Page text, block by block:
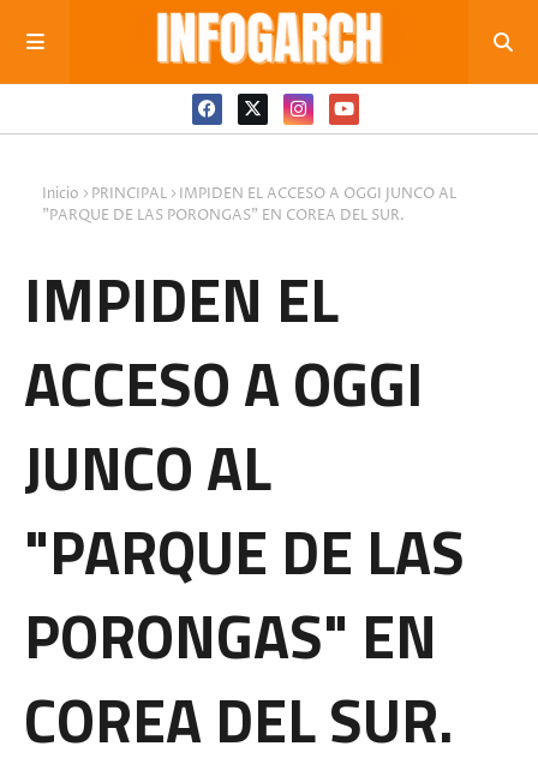
Inicio PRINCIPAL
IMPIDEN EL ACCESO A OGGI JUNCO AL
"PARQUE DE LAS PORONGAS" EN COREA DEL SUR.
IMPIDEN EL
ACCESO A OGGI
JUNCO AL
"PARQUE DE LAS
PORONGAS" EN
COREA DEL SUR.